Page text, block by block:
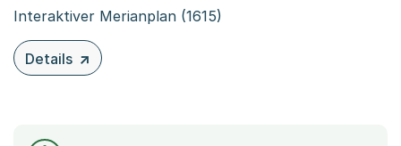
Interaktiver Merianplan (1615)
Details
zu diesem Inhalt: Merianplan